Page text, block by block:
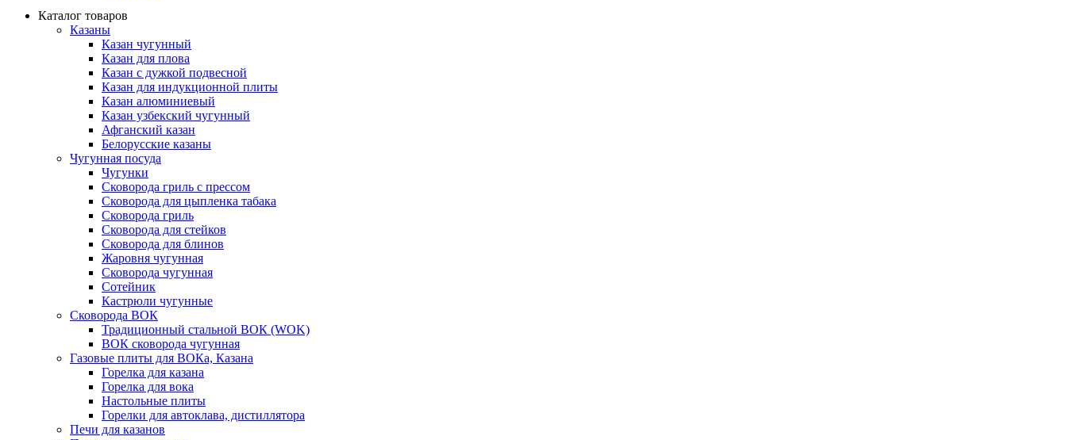
Каталог товаров
Казаны
Казан чугунный
Казан для плова
Казан с дужкой подвесной
Казан для индукционной плиты
Казан алюминиевый
Казан узбекский чугунный
Афганский казан
Белорусские казаны
Чугунная посуда
Чугунки
Сковорода гриль с прессом
Сковорода для цыпленка табака
Сковорода гриль
Сковорода для стейков
Сковорода для блинов
Жаровня чугунная
Сковорода чугунная
Сотейник
Кастрюли чугунные
Сковорода ВОК
Традиционный стальной ВОК (WOK)
ВОК сковорода чугунная
Газовые плиты для ВОКа, Казана
Горелка для казана
Горелка для вока
Настольные плиты
Горелки для автоклава, дистиллятора
Печи для казанов